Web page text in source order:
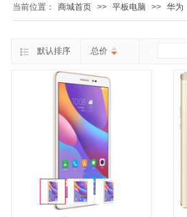
当前位置： 商城首页 >> 平板电脑 >> 华为
默认排序 总价